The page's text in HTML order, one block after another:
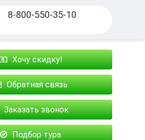
8-800-550-35-10
Хочу скидку!
Обратная связь
Заказать звонок
Подбор тура